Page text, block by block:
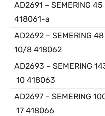
AD2691 – SEMERING
418061-a
AD2692 – SEMERING 48
10/8 418062
AD2693 – SEMERING
10 418063
AD2697 – SEMERING
17 418066